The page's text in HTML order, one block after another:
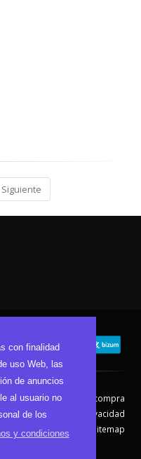
con finalidad
uso Web, las
de anuncios
al usuario no
de los
y condiciones
Siguiente
Condiciones de compra
Política de Privacidad
Política de Cookies
Sitemap